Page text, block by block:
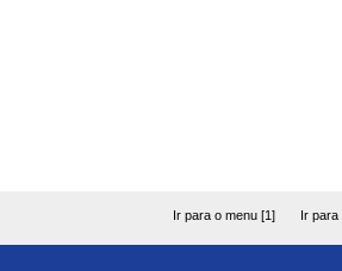
Ir para o menu [1] Ir